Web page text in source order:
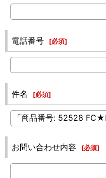
電話番号 [必須]
件名 [必須]
お問い合わせ内容 [必須]